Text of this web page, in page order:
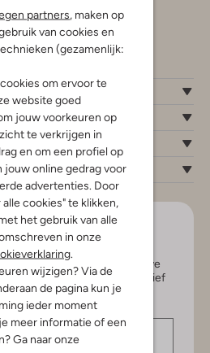
partners , maken op
van cookies en
(gezamenlijk:
om ervoor te
website goed
jouw voorkeuren op
te verkrijgen in
en om een profiel op
jouw online gedrag voor
advertenties. Door
cookies" te klikken,
het gebruik van alle
in onze
wijzigen? Via de
de pagina kun je
ieder moment
meer informatie of een
Ga naar onze
uur
nieuwste items en exclusieve
Schrijf je in voor de nieuwsbrief
shoptegoed.